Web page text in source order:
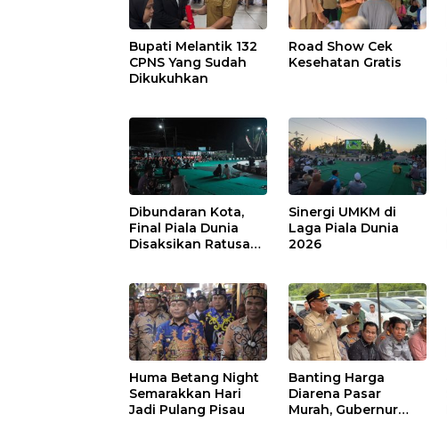
Bupati Melantik 132
CPNS Yang Sudah
Dikukuhkan
Road Show Cek
Kesehatan Gratis
Dibundaran Kota,
Final Piala Dunia
Disaksikan Ratusan
Sinergi UMKM di
Laga Piala Dunia
2026
Huma Betang Night
Semarakkan Hari
Jadi Pulang Pisau
Banting Harga
Diarena Pasar
Murah, Gubernur